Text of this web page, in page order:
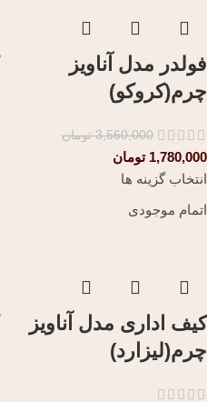
فولدر مدل آناویز
چرم(کروکو)
3,560,000 تومان
1,780,000 تومان
انتخاب گزینه ها
اتمام موجودی
کیف اداری مدل آناویز
چرم(لیزارد)